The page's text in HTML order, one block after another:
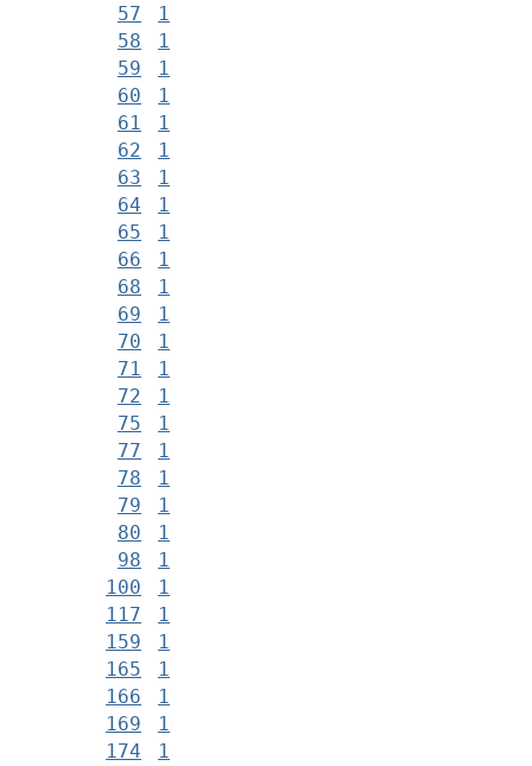
57
1
58
1
59
1
60
1
61
1
62
1
63
1
64
1
65
1
66
1
68
1
69
1
70
1
71
1
72
1
75
1
77
1
78
1
79
1
80
1
98
1
100
1
117
1
159
1
165
1
166
1
169
1
174
1